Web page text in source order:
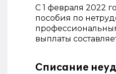
C 1 февраля 2022
пособия по
выплаты
Списание